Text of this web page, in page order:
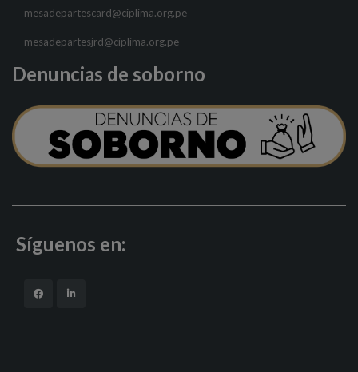
mesadepartescard@ciplima.org.pe
mesadepartesjrd@ciplima.org.pe
Denuncias de soborno
Síguenos en: